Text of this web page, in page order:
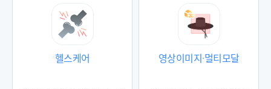
헬스케어 영상이미지·멀티모달